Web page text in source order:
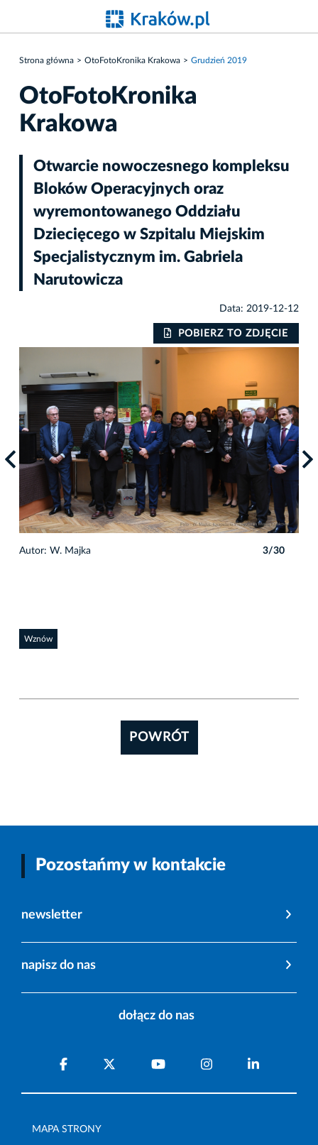
Strona główna OtoFotoKronika Krakowa Grudzień 2019
OtoFotoKronika
Krakowa
Otwarcie nowoczesnego kompleksu
Bloków Operacyjnych oraz
wyremontowanego Oddziału
Dziecięcego w Szpitalu Miejskim
Specjalistycznym im. Gabriela
Narutowicza
Data: 2019-12-12
POBIERZ TO ZDJĘCIE
Autor: W. Majka 3/30
Wznów
POWRÓT
Pozostańmy w kontakcie
newsletter
napisz do nas
dołącz do nas
MAPA STRONY